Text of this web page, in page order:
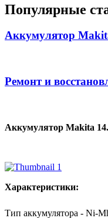
Популярные
Аккумулятор
Ремонт и
Аккумулятор Makita
Характеристики:
Тип аккумулятора - Ni-